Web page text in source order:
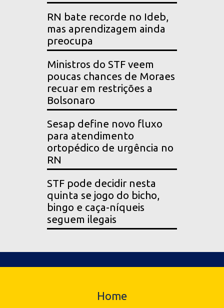
RN bate recorde no Ideb,
mas aprendizagem ainda
preocupa
Ministros do STF veem
poucas chances de Moraes
recuar em restrições a
Bolsonaro
Sesap define novo fluxo
para atendimento
ortopédico de urgência no
RN
STF pode decidir nesta
quinta se jogo do bicho,
bingo e caça-níqueis
seguem ilegais
Home